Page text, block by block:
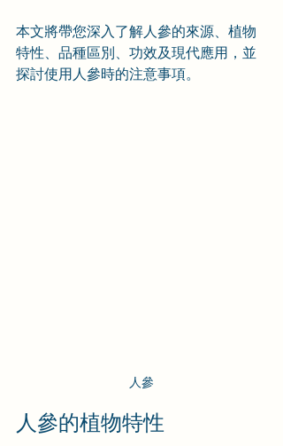
本文將帶您深入了解人參的來源、植物
特性、品種區別、功效及現代應用，並
探討使用人參時的注意事項。
人參
人參的植物特性